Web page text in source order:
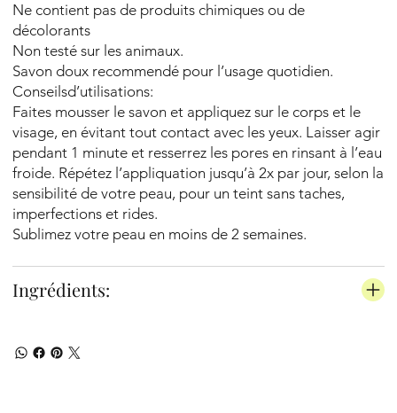
Ne contient pas de produits chimiques ou de
décolorants
Non testé sur les animaux.
Savon doux recommendé pour l’usage quotidien.
Conseilsd’utilisations:
Faites mousser le savon et appliquez sur le corps et le
visage, en évitant tout contact avec les yeux. Laisser agir
pendant 1 minute et resserrez les pores en rinsant à l’eau
froide. Répétez l’appliquation jusqu’à 2x par jour, selon la
sensibilité de votre peau, pour un teint sans taches,
imperfections et rides.
Sublimez votre peau en moins de 2 semaines.
Ingrédients: